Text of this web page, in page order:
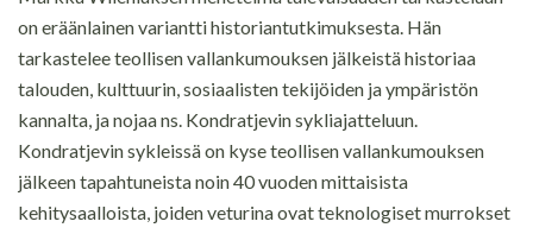
on eräänlainen variantti historiantutkimuksesta. Hän
tarkastelee teollisen vallankumouksen jälkeistä historiaa
talouden, kulttuurin, sosiaalisten tekijöiden ja ympäristön
kannalta, ja nojaa ns. Kondratjevin sykliajatteluun.
Kondratjevin sykleissä on kyse teollisen vallankumouksen
jälkeen tapahtuneista noin 40 vuoden mittaisista
kehitysaalloista, joiden veturina ovat teknologiset murrokset